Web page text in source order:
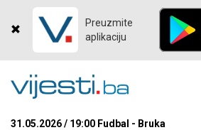
Preuzmite
aplikaciju
31.05.2026 / 19:00 Fudbal - Bruka